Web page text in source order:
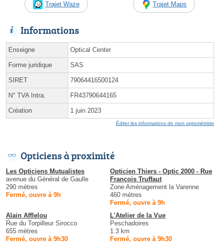
Trajet Waze Trajet Maps
Informations
Enseigne Optical Center
Forme juridique SAS
SIRET 79064416500124
N° TVA Intra. FR43790644165
Création 1 juin 2023
Éditer les informations de mon optométriste
Opticiens à proximité
Les Opticiens Mutualistes
avenue du Général de Gaulle
290 mètres
Fermé, ouvre à 9h
Opticien Thiers - Optic 2000 - Rue
François Truffaut
Zone Aménagement la Varenne
460 mètres
Fermé, ouvre à 9h
Alain Afflelou
Rue du Torpilleur Sirocco
655 mètres
Fermé, ouvre à 9h30
L'Atelier de la Vue
Peschadoires
1.3 km
Fermé, ouvre à 9h30